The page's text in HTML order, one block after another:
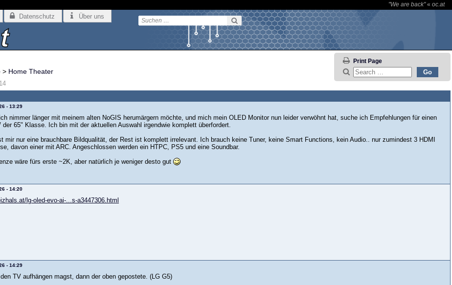
"We are back"« oc.at
Datenschutz Über uns
Print Page
> Home Theater
14
- 13:29
nimmer länger mit meinem alten NoGIS herumärgern möchte, und mich mein OLED Monitor nun leider verwöhnt hat, suche ich Empfehlungen für einen
der 65" Klasse. Ich bin mit der aktuellen Auswahl irgendwie komplett überfordert.
mir nur eine brauchbare Bildqualität, der Rest ist komplett irrelevant. Ich brauch keine Tuner, keine Smart Functions, kein Audio.. nur zumindest 3 HDMI
davon einer mit ARC. Angeschlossen werden ein HTPC, PS5 und eine Soundbar.
wäre fürs erste ~2K, aber natürlich je weniger desto gut
- 14:20
lg-oled-evo-ai-...s-a3447306.html
- 14:29
TV aufhängen magst, dann der oben gepostete. (LG G5)